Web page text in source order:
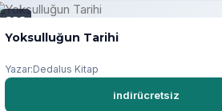
PDF
Yoksulluğun Tarihi
Yazar:Dedalus Kitap
indirücretsiz